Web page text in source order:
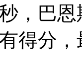
，巴
得分